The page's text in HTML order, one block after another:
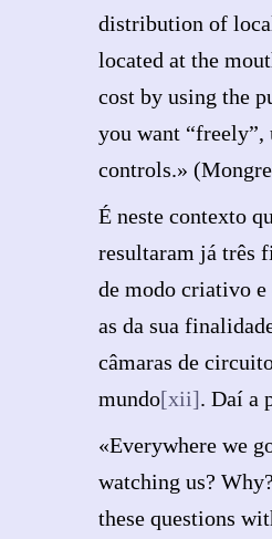
distribution of
located at the
cost by using the
you want “freely”,
controls.»
É neste contexto
resultaram já três
de modo criativo e
as da sua
câmaras de
mundo[xii]. Daí a
«Everywhere we
watching us?
these questions